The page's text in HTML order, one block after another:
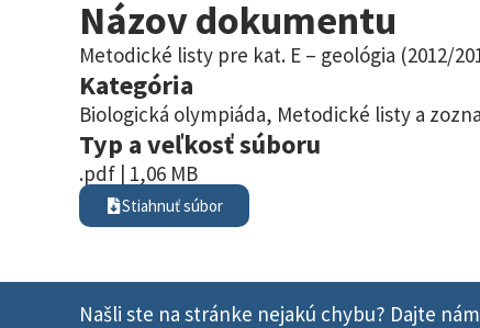
Názov dokumentu
Metodické listy pre kat. E – geológia (2012/
Kategória
Biologická olympiáda, Metodické listy a
Typ a veľkosť súboru
.pdf | 1,06 MB
Stiahnuť súbor
Našli ste na stránke nejakú chybu? Dajte